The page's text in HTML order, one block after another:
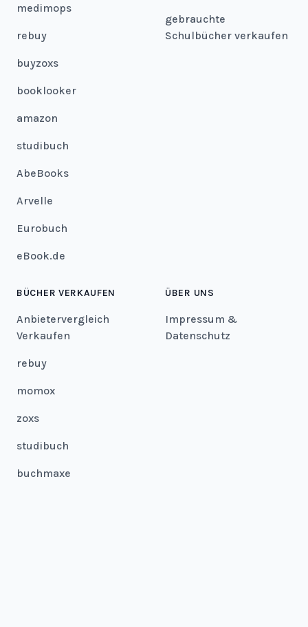
medimops
rebuy
buyzoxs
booklooker
amazon
studibuch
AbeBooks
Arvelle
Eurobuch
eBook.de
BÜCHER VERKAUFEN
Anbietervergleich
Verkaufen
rebuy
momox
zoxs
studibuch
buchmaxe
gebrauchte
Schulbücher verkaufen
ÜBER UNS
Impressum &
Datenschutz